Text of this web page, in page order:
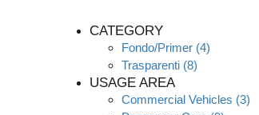
CATEGORY
Fondo/Primer (4)
Trasparenti (8)
USAGE AREA
Commercial Vehicles (3)